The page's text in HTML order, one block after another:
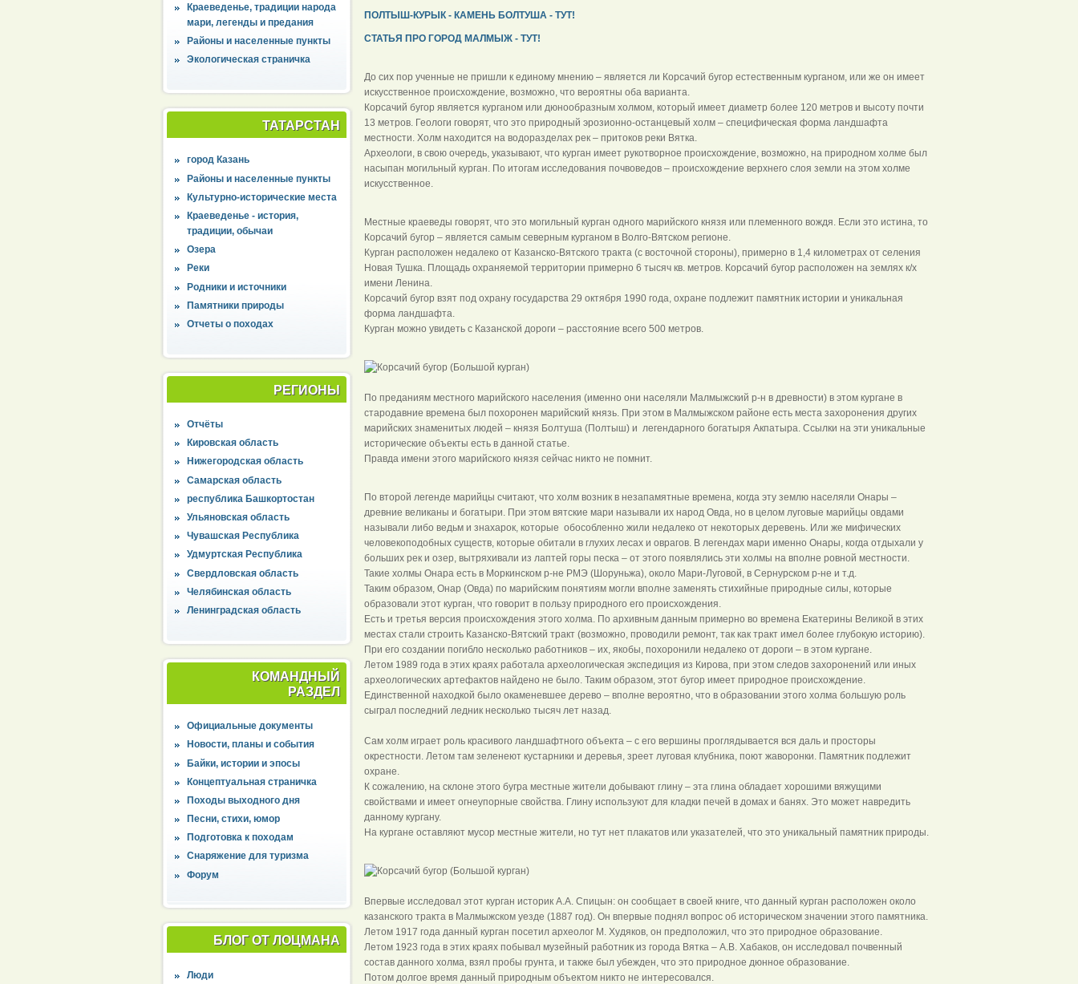
Краеведенье, традиции народа
мари, легенды и предания
Районы и населенные пункты
Экологическая страничка
ТАТАРСТАН
город Казань
Районы и населенные пункты
Культурно-исторические места
Краеведенье - история,
традиции, обычаи
Озера
Реки
Родники и источники
Памятники природы
Отчеты о походах
РЕГИОНЫ
Отчёты
Кировская область
Нижегородская область
Самарская область
республика Башкортостан
Ульяновская область
Чувашская Республика
Удмуртская Республика
Свердловская область
Челябинская область
Ленинградская область
КОМАНДНЫЙ
РАЗДЕЛ
Официальные документы
Новости, планы и события
Байки, истории и эпосы
Концептуальная страничка
Походы выходного дня
Песни, стихи, юмор
Подготовка к походам
Снаряжение для туризма
Форум
БЛОГ ОТ ЛОЦМАНА
Люди
ПОЛТЫШ-КУРЫК - КАМЕНЬ БОЛТУША - ТУТ!
СТАТЬЯ ПРО ГОРОД МАЛМЫЖ - ТУТ!
До сих пор ученные не пришли к единому мнению – является ли Корсачий бугор естественным курганом, или же он имеет
искусственное происхождение, возможно, что вероятны оба варианта.
Корсачий бугор является курганом или дюнообразным холмом, который имеет диаметр более 120 метров и высоту почти
13 метров. Геологи говорят, что это природный эрозионно-останцевый холм – специфическая форма ландшафта
местности. Холм находится на водоразделах рек – притоков реки Вятка.
Археологи, в свою очередь, указывают, что курган имеет рукотворное происхождение, возможно, на природном холме был
насыпан могильный курган. По итогам исследования почвоведов – происхождение верхнего слоя земли на этом холме
искусственное.
Местные краеведы говорят, что это могильный курган одного марийского князя или племенного вождя. Если это истина, то
Корсачий бугор – является самым северным курганом в Волго-Вятском регионе.
Курган расположен недалеко от Казанско-Вятского тракта (с восточной стороны), примерно в 1,4 километрах от селения
Новая Тушка. Площадь охраняемой территории примерно 6 тысяч кв. метров. Корсачий бугор расположен на землях к/х
имени Ленина.
Корсачий бугор взят под охрану государства 29 октября 1990 года, охране подлежит памятник истории и уникальная
форма ландшафта.
Курган можно увидеть с Казанской дороги – расстояние всего 500 метров.
По преданиям местного марийского населения (именно они населяли Малмыжский р-н в древности) в этом кургане в
стародавние времена был похоронен марийский князь. При этом в Малмыжском районе есть места захоронения других
марийских знаменитых людей – князя Болтуша (Полтыш) и легендарного богатыря Акпатыра. Ссылки на эти уникальные
исторические объекты есть в данной статье.
Правда имени этого марийского князя сейчас никто не помнит.
По второй легенде марийцы считают, что холм возник в незапамятные времена, когда эту землю населяли Онары –
древние великаны и богатыри. При этом вятские мари называли их народ Овда, но в целом луговые марийцы овдами
называли либо ведьм и знахарок, которые обособленно жили недалеко от некоторых деревень. Или же мифических
человекоподобных существ, которые обитали в глухих лесах и оврагов. В легендах мари именно Онары, когда отдыхали у
больших рек и озер, вытряхивали из лаптей горы песка – от этого появлялись эти холмы на вполне ровной местности.
Такие холмы Онара есть в Моркинском р-не РМЭ (Шоруньжа), около Мари-Луговой, в Сернурском р-не и т.д.
Таким образом, Онар (Овда) по марийским понятиям могли вполне заменять стихийные природные силы, которые
образовали этот курган, что говорит в пользу природного его происхождения.
Есть и третья версия происхождения этого холма. По архивным данным примерно во времена Екатерины Великой в этих
местах стали строить Казанско-Вятский тракт (возможно, проводили ремонт, так как тракт имел более глубокую историю).
При его создании погибло несколько работников – их, якобы, похоронили недалеко от дороги – в этом кургане.
Летом 1989 года в этих краях работала археологическая экспедиция из Кирова, при этом следов захоронений или иных
археологических артефактов найдено не было. Таким образом, этот бугор имеет природное происхождение.
Единственной находкой было окаменевшее дерево – вполне вероятно, что в образовании этого холма большую роль
сыграл последний ледник несколько тысяч лет назад.
Сам холм играет роль красивого ландшафтного объекта – с его вершины проглядывается вся даль и просторы
окрестности. Летом там зеленеют кустарники и деревья, зреет луговая клубника, поют жаворонки. Памятник подлежит
охране.
К сожалению, на склоне этого бугра местные жители добывают глину – эта глина обладает хорошими вяжущими
свойствами и имеет огнеупорные свойства. Глину используют для кладки печей в домах и банях. Это может навредить
данному кургану.
На кургане оставляют мусор местные жители, но тут нет плакатов или указателей, что это уникальный памятник природы.
Впервые исследовал этот курган историк А.А. Спицын: он сообщает в своей книге, что данный курган расположен около
казанского тракта в Малмыжском уезде (1887 год). Он впервые поднял вопрос об историческом значении этого памятника.
Летом 1917 года данный курган посетил археолог М. Худяков, он предположил, что это природное образование.
Летом 1923 года в этих краях побывал музейный работник из города Вятка – А.В. Хабаков, он исследовал почвенный
состав данного холма, взял пробы грунта, и также был убежден, что это природное дюнное образование.
Потом долгое время данный природным объектом никто не интересовался.